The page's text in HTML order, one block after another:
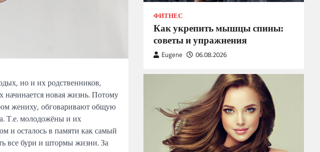
но и их родственников,
начинается новая жизнь. Потому
жениху, обговаривают общую
Т.е. молодожёны и их
и осталось в памяти как самый
все бури и штормы жизни. За
ФИТНЕС
Как укрепить мышцы спины:
советы и упражнения
Eugene 06.08.2026